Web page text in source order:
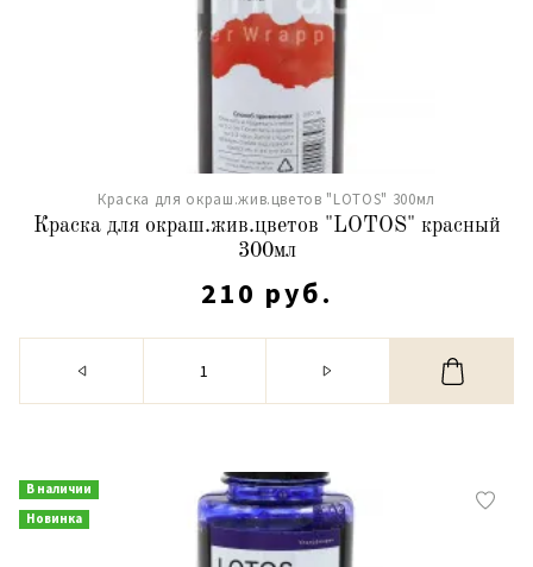
Краска для окраш.жив.цветов "LOTOS" 300мл
Краска для окраш.жив.цветов "LOTOS" красный
300мл
210 руб.
В наличии
Новинка